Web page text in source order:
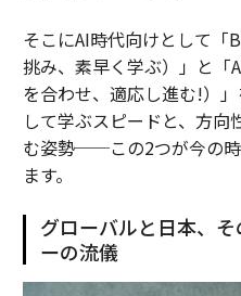
そこにAI時代向けとして「
挑み、素早く学ぶ）」と
を合わせ、適応し進む!）
して学ぶスピードと、方
む姿勢──この2つが今の
ます。
グローバルと日本、
ーの流儀